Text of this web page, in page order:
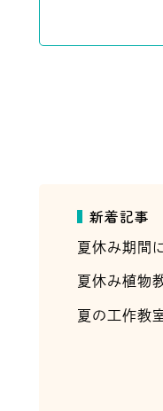
新着記事
夏休み期間
夏休み植物
夏の工作教